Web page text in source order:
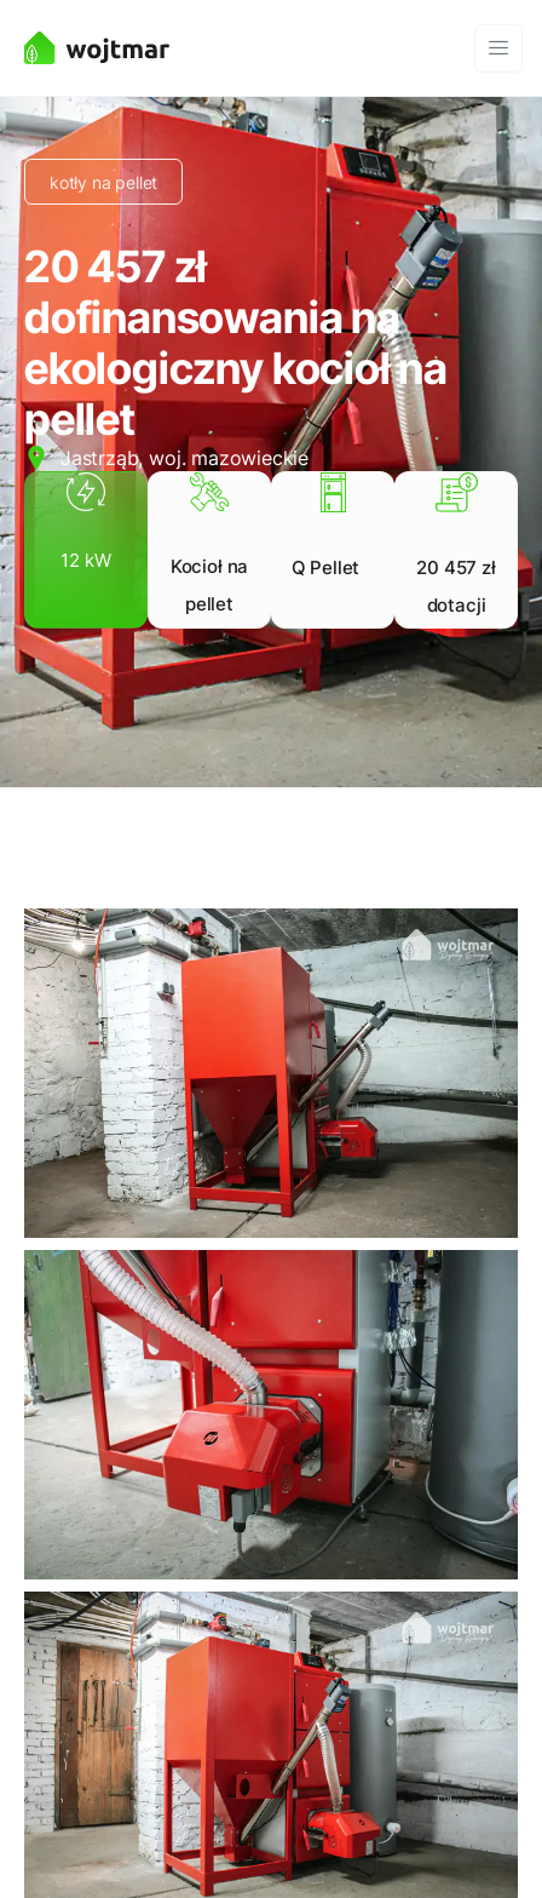
kotły na pellet
20 457 zł
dofinansowania na
ekologiczny kocioł na
pellet
Jastrząb, woj. mazowieckie
12 kW
Kocioł na
pellet
Q Pellet
20 457 zł
dotacji